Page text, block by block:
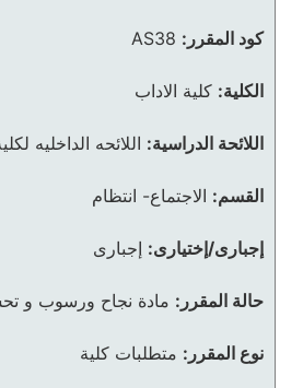
كود المقرر: AS38
الكلية: كلية الاداب
اللائحة الدراسية: اللائحه الداخليه لكلية
القسم: الاجتماع- انتظام
إجبارى/إختيارى: إجبارى
حالة المقرر: مادة نجاح ورسوب و
نوع المقرر: متطلبات كلية